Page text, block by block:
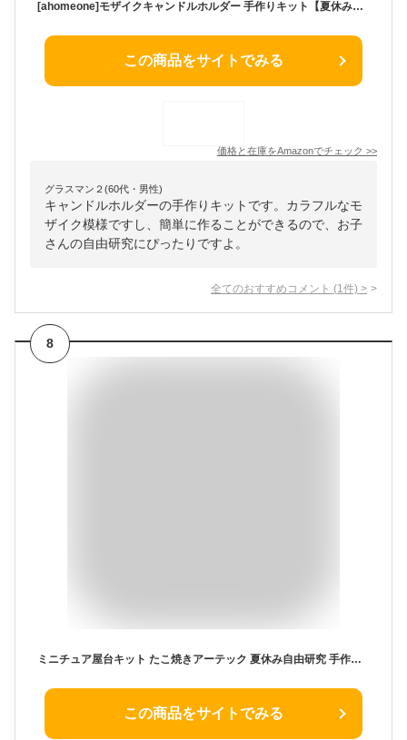
[ahomeone]モザイクキャンドルホルダー 手作りキット【夏休み・自由研究に】モザイクタイル 工作キット｜安全で環境に優しい材料 丸角タイル｜知育と創造力を育む｜子供から大人まで 小学生 女の子 男の子 人気｜プレゼント ギフトに
この商品をサイトでみる
価格と在庫をAmazonでチェック >>
グラスマン２(60代・男性)
キャンドルホルダーの手作りキットです。カラフルなモ
ザイク模様ですし、簡単に作ることができるので、お子
さんの自由研究にぴったりですよ。
全てのおすすめコメント (1 件) >
8
ミニチュア屋台キット たこ焼きアーテック 夏休み自由研究 手作り キット 男の子 女の子 工作キット 小学生 子供 子ども 夏休み工作 高学年
この商品をサイトでみる